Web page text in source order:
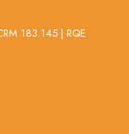
183.145 | RQE